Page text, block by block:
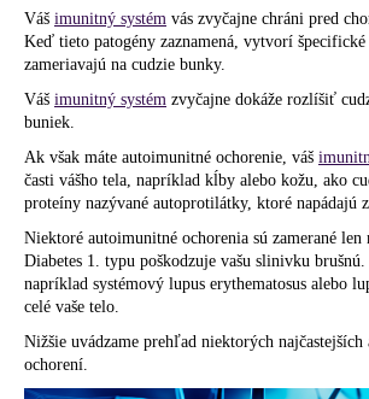
Váš imunitný systém vás zvyčajne chráni pred
Keď tieto patogény zaznamená, vytvorí
zameriavajú na cudzie bunky.
Váš imunitný systém zvyčajne dokáže rozlíšiť
buniek.
Ak však máte autoimunitné ochorenie, váš
časti vášho tela, napríklad kĺby alebo kožu, ako
proteíny nazývané autoprotilátky, ktoré napádajú
Niektoré autoimunitné ochorenia sú zamerané len
Diabetes 1. typu poškodzuje vašu slinivku
napríklad systémový lupus erythematosus alebo
celé vaše telo.
Nižšie uvádzame prehľad niektorých
ochorení.
p
o
r
ú
č
a
m
e